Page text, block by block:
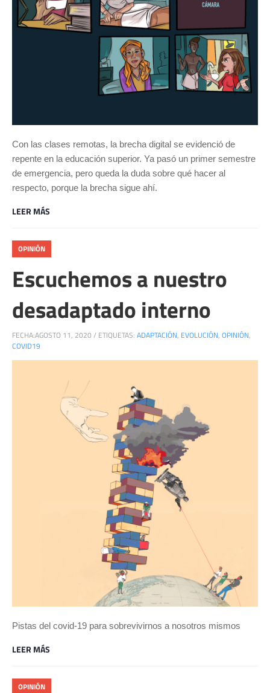
Con las clases remotas, la brecha digital se evidenció de
repente en la educación superior. Ya pasó un primer semestre
de emergencia, pero queda la duda sobre qué hacer al
respecto, porque la brecha sigue ahí.
LEER MÁS
OPINIÓN
Escuchemos a nuestro
desadaptado interno
FECHA:AGOSTO 11, 2020 / ETIQUETAS: ADAPTACIÓN, EVOLUCIÓN, OPINIÓN,
COVID19
Pistas del covid-19 para sobrevivirnos a nosotros mismos
LEER MÁS
OPINIÓN